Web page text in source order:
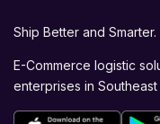
Ship Better and Smarter.
E-Commerce logistic
enterprises in Southeast